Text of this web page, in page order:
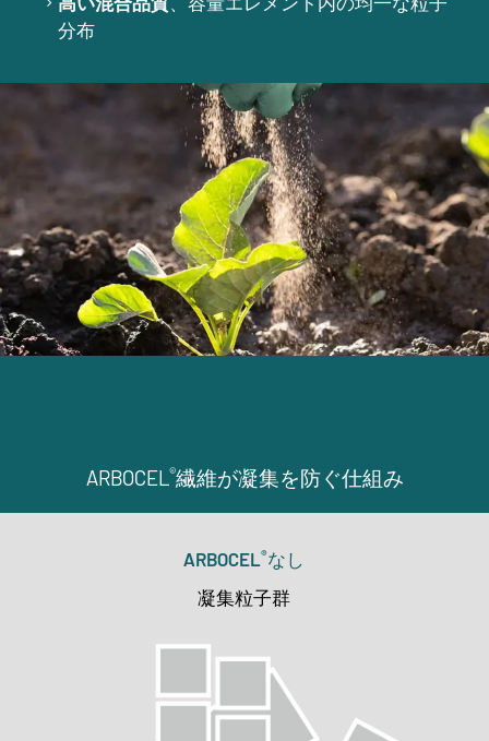
分布
ARBOCEL®繊維が凝集を防ぐ仕組み
ARBOCEL®なし
凝集粒子群